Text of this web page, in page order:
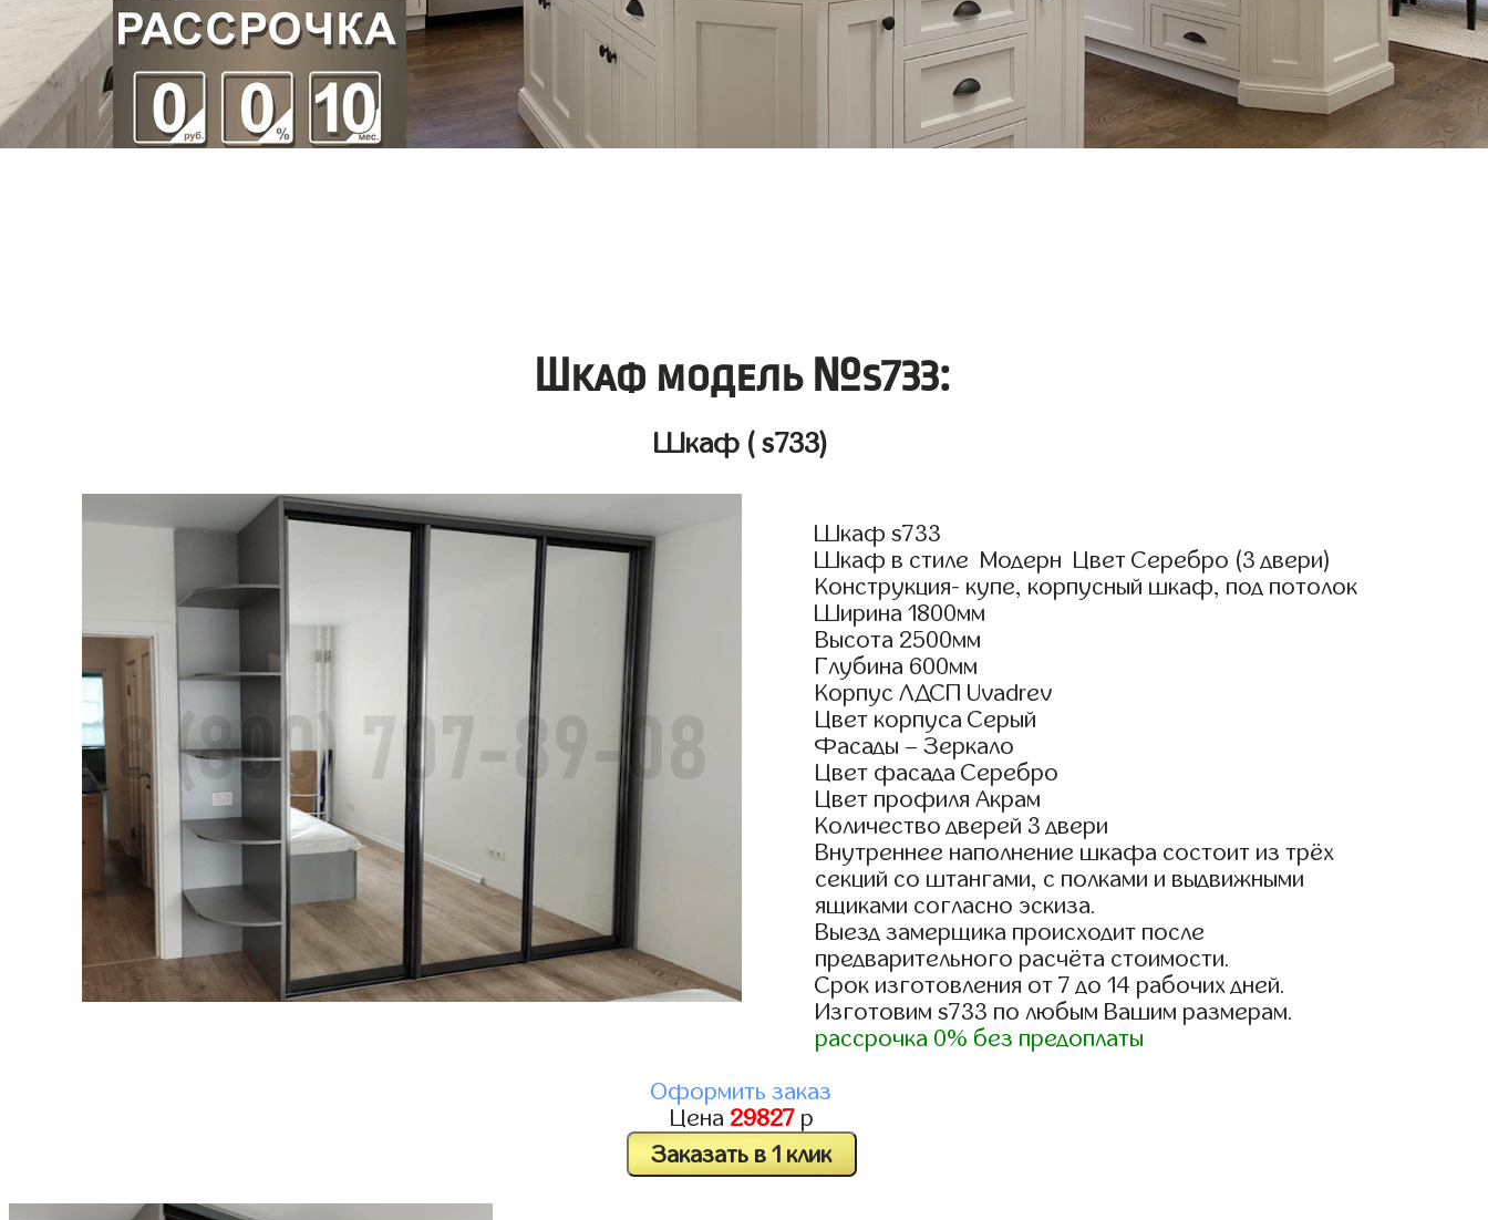
Шкаф модель №s733:
Шкаф ( s733)
Шкаф s733
Шкаф в стиле Модерн Цвет Серебро (3 двери)
Конструкция- купе, корпусный шкаф, под потолок
Ширина 1800мм
Высота 2500мм
Глубина 600мм
Корпус ЛДСП Uvadrev
Цвет корпуса Серый
Фасады – Зеркало
Цвет фасада Серебро
Цвет профиля Акрам
Количество дверей 3 двери
Внутреннее наполнение шкафа состоит из трёх
секций со штангами, с полками и выдвижными
ящиками согласно эскиза.
Выезд замерщика происходит после
предварительного расчёта стоимости.
Срок изготовления от 7 до 14 рабочих дней.
Изготовим s733 по любым Вашим размерам.
рассрочка 0% без предоплаты
Оформить заказ
Цена 29827р
Заказать в 1 клик